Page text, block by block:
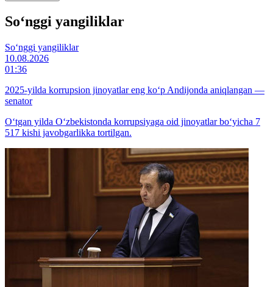
So‘nggi yangiliklar
So‘nggi yangiliklar
10.08.2026
01:36
2025-yilda korrupsion jinoyatlar eng ko‘p Andijonda aniqlangan —
senator
Oʻtgan yilda Oʻzbekistonda korrupsiyaga oid jinoyatlar bo‘yicha 7
517 kishi javobgarlikka tortilgan.